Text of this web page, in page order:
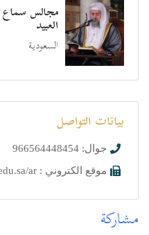
مجالس سماع
العبيد
السعودية
بيانات التواصل
جوال: 966564448454
موقع الكتروني : https://www.qm.edu.sa/ar/
مشاركة